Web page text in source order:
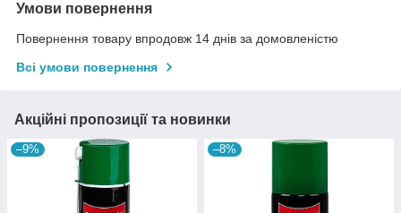
Умови повернення
Повернення товару впродовж 14 днів за домовленістю
Всі умови повернення
Акційні пропозиції та новинки
–9% –8%